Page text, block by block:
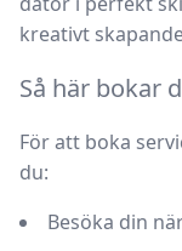
kreativt
Så här bokar
För att boka
du:
Besöka din